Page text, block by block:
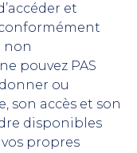
et
conformément
non
pouvez PAS
ou
son accès et son
disponibles
propres